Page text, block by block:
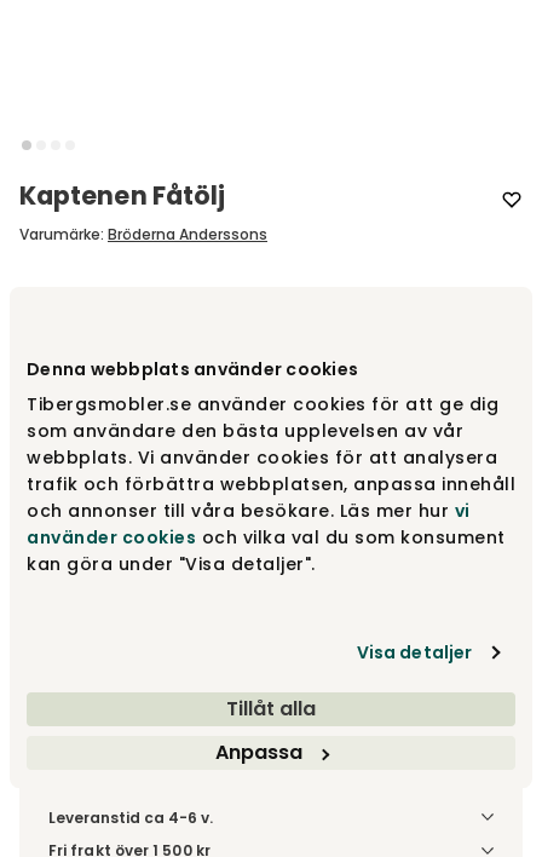
Denna webbplats använder cookies
Tibergsmobler.se använder cookies för att ge dig
som användare den bästa upplevelsen av vår
webbplats. Vi använder cookies för att analysera
trafik och förbättra webbplatsen, anpassa innehåll
och annonser till våra besökare. Läs mer hur vi
använder cookies och vilka val du som konsument
kan göra under "Visa detaljer".
Visa detaljer
Tillåt alla
Anpassa
Kaptenen Fåtölj
Varumärke: Bröderna Anderssons
Gör dina val
Rekommenderade tillval
Rekommenderade tillval
fr.16 510 kr
Leveranstid ca 4-6 v.
Fri frakt över 1 500 kr